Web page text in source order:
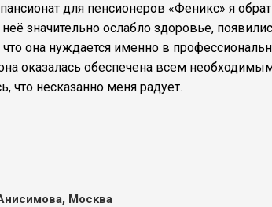
для пенсионеров «Феникс» я
неё значительно ослабло здоровье,
что она нуждается именно в
оказалась обеспечена всем
что несказанно меня радует.
Москва